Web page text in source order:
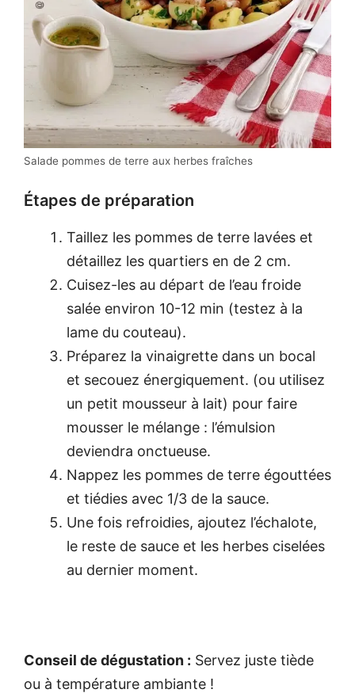
Salade pommes de terre aux herbes fraîches
Étapes de préparation
Taillez les pommes de terre lavées et
détaillez les quartiers en de 2 cm.
Cuisez-les au départ de l’eau froide
salée environ 10-12 min (testez à la
lame du couteau).
Préparez la vinaigrette dans un bocal
et secouez énergiquement. (ou utilisez
un petit mousseur à lait) pour faire
mousser le mélange : l’émulsion
deviendra onctueuse.
Nappez les pommes de terre égouttées
et tiédies avec 1/3 de la sauce.
Une fois refroidies, ajoutez l’échalote,
le reste de sauce et les herbes ciselées
au dernier moment.
Conseil de dégustation : Servez juste tiède
ou à température ambiante !